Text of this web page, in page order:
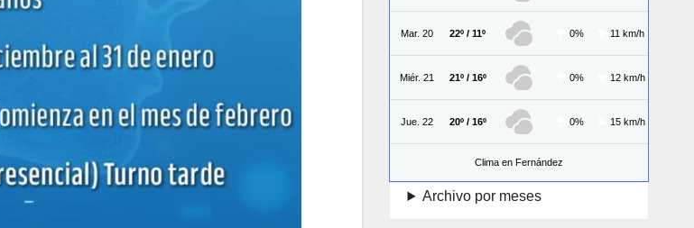
Mar. 20 22º / 11º 0% 11 km/h
Miér. 21 21º / 16º 0% 12 km/h
Jue. 22 20º / 16º 0% 15 km/h
Clima en Fernández
Archivo por meses